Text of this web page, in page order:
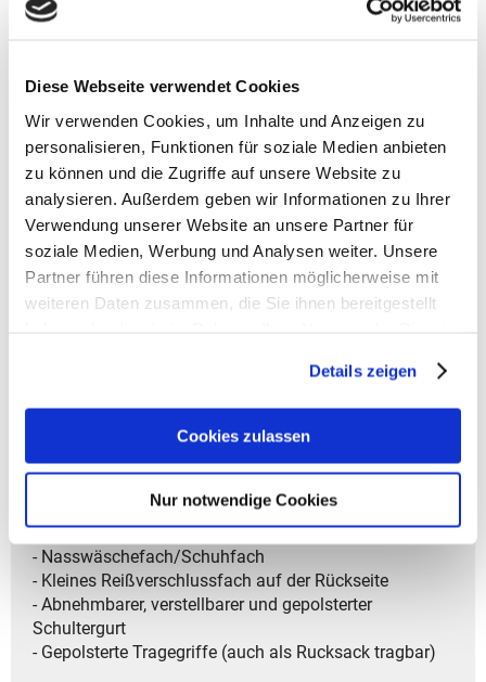
Diese Webseite verwendet Cookies
Wir verwenden Cookies, um Inhalte und Anzeigen zu
personalisieren, Funktionen für soziale Medien anbieten
zu können und die Zugriffe auf unsere Website zu
analysieren. Außerdem geben wir Informationen zu Ihrer
Verwendung unserer Website an unsere Partner für
soziale Medien, Werbung und Analysen weiter. Unsere
Partner führen diese Informationen möglicherweise mit
weiteren Daten zusammen, die Sie ihnen bereitgestellt
Details zeigen
Cookies zulassen
Nur notwendige Cookies
- Volumen: 25 Liter
- Größe: 22 x 23 x 46 cm (HxBxT)
- Großes Hauptfach
- Seitentasche mit Reißverschluss
- Nasswäschefach/Schuhfach
- Kleines Reißverschlussfach auf der Rückseite
- Abnehmbarer, verstellbarer und gepolsterter
Schultergurt
- Gepolsterte Tragegriffe (auch als Rucksack tragbar)